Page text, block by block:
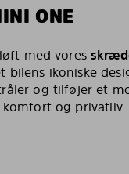
ONE
med vores
ikoniske
og tilføjer et
og privatliv.